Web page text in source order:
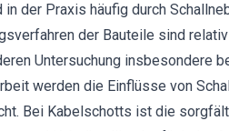
der Praxis häufig durch
der Bauteile sind
Untersuchung insbesondere
werden die Einflüsse von
Bei Kabelschotts ist die